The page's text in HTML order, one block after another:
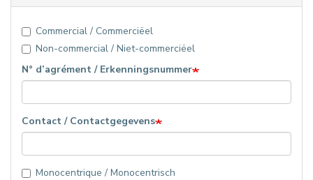
Commercial / Commerciëel
Non-commercial / Niet-commerciëel
N° d’agrément / Erkenningsnummer
Contact / Contactgegevens
Monocentrique / Monocentrisch